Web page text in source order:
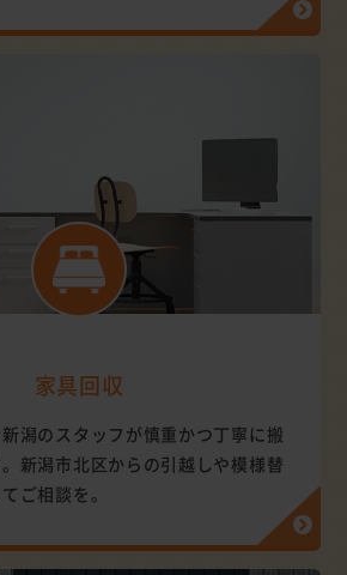
家具回収
潟のスタッフが慎重かつ丁寧に搬
新潟市北区からの引越しや模様替
ご相談を。